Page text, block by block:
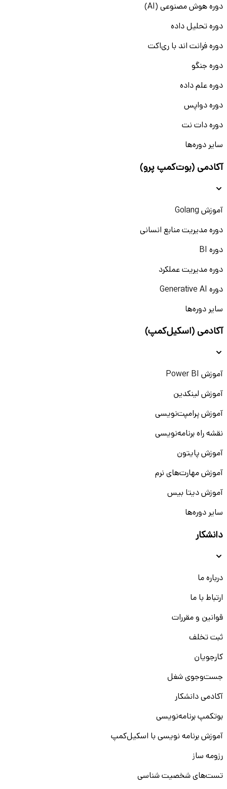
دوره هوش مصنوعی (AI)
دوره تحلیل داده
دوره فرانت اند با ری‌اکت
دوره جنگو
دوره علم داده
دوره دواپس
دوره دات نت
سایر دوره‌ها
آکادمی (بوت‌کمپ پرو)
آموزش Golang
دوره مدیریت منابع انسانی
دوره BI
دوره مدیریت عملکرد
دوره Generative AI
سایر دوره‌ها
آکادمی (اسکیل‌کمپ)
آموزش Power BI
آموزش لینکدین
آموزش پرامپت‌نویسی
نقشه راه برنامه‌نویسی
آموزش پایتون
آموزش مهارت‌های نرم
آموزش دیتا بیس
سایر دوره‌ها
دانشکار
درباره ما
ارتباط با ما
قوانین و مقررات
ثبت تخلف
کارجویان
جست‌و‌جوی شغل
آکادمی دانشکار
بوتکمپ برنامه‌نویسی
آموزش برنامه نویسی با اسکیل‌کمپ
رزومه ساز
تست‌های شخصیت شناسی